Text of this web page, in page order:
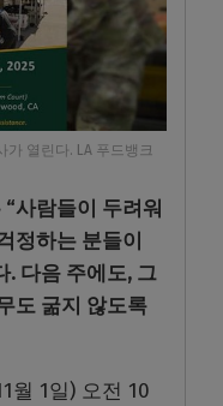
가 열린다. LA 푸드뱅크
사람들이 두려워
정하는 분들이
. 다음 주에도, 그
도 굶지 않도록
월 1일) 오전 10